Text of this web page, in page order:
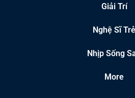
Giải Trí
Nghệ Sĩ Trẻ
Nhịp Sống
More